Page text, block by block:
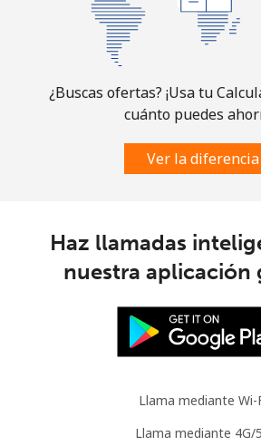
⁦3.9¢⁩
⁦18.9¢⁩
⁦€5⁩
⁦€5⁩
Guinea
⁦58.9¢⁩ 8
Guinea Bissau
¿Buscas ofertas? ¡Usa tu
cuánto puedes
Ver la diferencia
Haz llamadas
nuestra aplicación
Llama mediante Wi-
Llama mediante 4G/